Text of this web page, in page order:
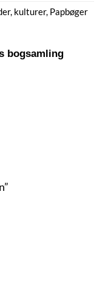
kulturer, Papbøger
bogsamling